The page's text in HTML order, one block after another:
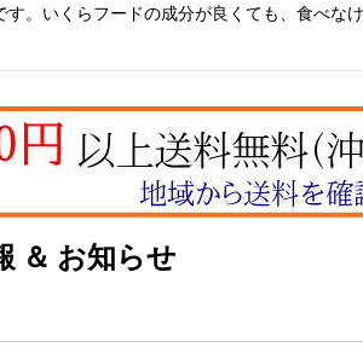
。いくらフードの成分が良くても、食べな
＆ お知らせ